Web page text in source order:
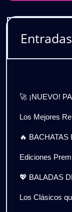
🚀 ¡NUEVO!
Los Mejores
🔥 BACHATAS
Ediciones
💖 BALADAS
Los Clásicos